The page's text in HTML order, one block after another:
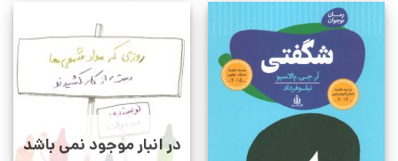
در انبار موجود نمی باشد